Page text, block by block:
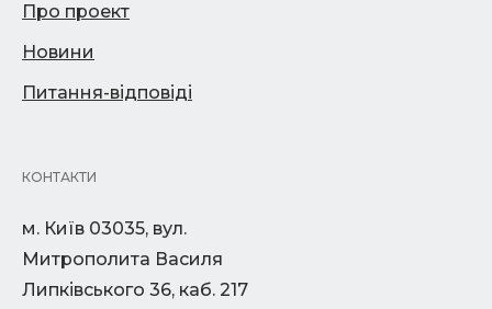
Про проект
Новини
Питання-відповіді
КОНТАКТИ
м. Київ 03035, вул.
Митрополита Василя
Липківського 36, каб. 217